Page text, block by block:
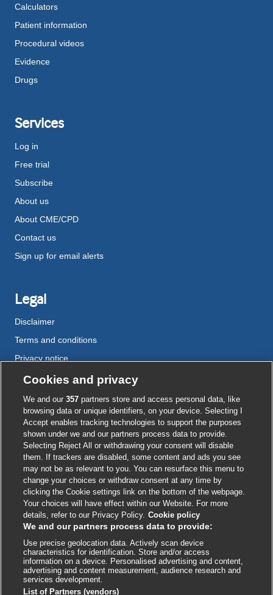
Calculators
Patient information
Procedural videos
Evidence
Drugs
Services
Log in
Free trial
Subscribe
About us
About CME/CPD
Contact us
Sign up for email alerts
Legal
Disclaimer
Terms and conditions
Privacy notice
Cookie policy
Accessibility
External
link
opens
in
a
new
window
External
link
opens
in
a
new
window
External
link
opens
in
a
new
window
External
link
opens
in
a
new
window
External
link
opens
in
a
new
window
© BMJ Publishing Group 2026
ISSN 2515-9615
Cookies and privacy
We and our357 partners store and access personal data, like
browsing data or unique identifiers, on your device. Selecting I
Accept enables tracking technologies to support the purposes
shown under we and our partners process data to provide.
Selecting Reject All or withdrawing your consent will disable
them. If trackers are disabled, some content and ads you see
may not be as relevant to you. You can resurface this menu to
change your choices or withdraw consent at any time by
clicking the Cookie settings link on the bottom of the webpage.
Your choices will have effect within our Website. For more
details, refer to our Privacy Policy. Cookie policy
We and our partners process data to provide:
Use precise geolocation data. Actively scan device
characteristics for identification. Store and/or access
information on a device. Personalised advertising and content,
advertising and content measurement, audience research and
services development.
List of Partners (vendors)